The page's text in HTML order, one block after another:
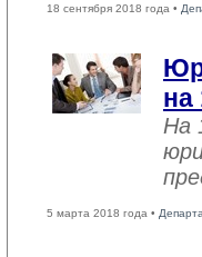
18 сентября 2018 года •
на
На
5 марта 2018 года •